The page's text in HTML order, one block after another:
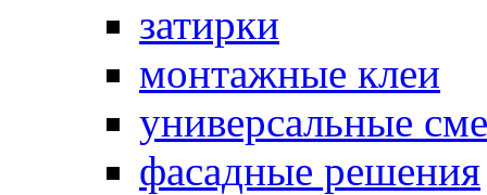
затирки
монтажные клеи
универсальные
фасадные решения